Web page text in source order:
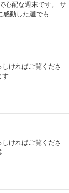
心配な週末です。 サ
感動した週でも...
ければご覧くださ
す
ければご覧くださ